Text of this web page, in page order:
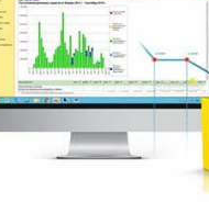
Смотреть